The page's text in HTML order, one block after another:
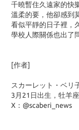
千曉暫住久遠家的快
溫柔的要，他卻感到
看似平靜的日子裡，
學校人際關係也出了
[作者]
スカーレット・ベリ
3月21日出生，牡羊座
X：@scaberi_news